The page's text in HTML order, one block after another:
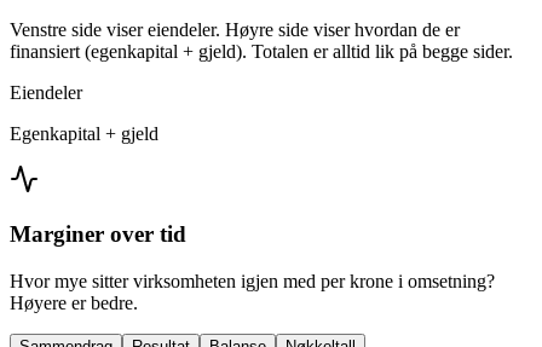
Venstre side viser eiendeler. Høyre side viser hvordan de er
finansiert (egenkapital + gjeld). Totalen er alltid lik på begge sider.
Eiendeler
Egenkapital + gjeld
Marginer over tid
Hvor mye sitter virksomheten igjen med per krone i omsetning?
Høyere er bedre.